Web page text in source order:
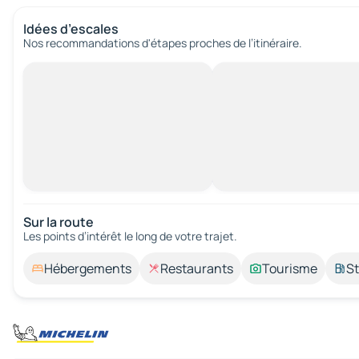
Idées d’escales
Nos recommandations d'étapes proches de l’itinéraire.
Sur la route
Les points d’intérêt le long de votre trajet.
Hébergements Restaurants Tourisme